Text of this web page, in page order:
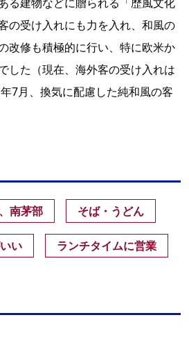
の受け入れにも力を入れ、和風の
改修も積極的に行い、特に欧米か
した（現在、海外客の受け入れは
7月、換気に配慮した純和風の客
南茅部 そば・うどん
い ランチタイムに営業